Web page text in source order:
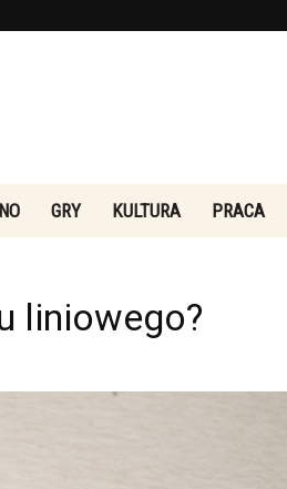
GRY KULTURA PRACA
liniowego?